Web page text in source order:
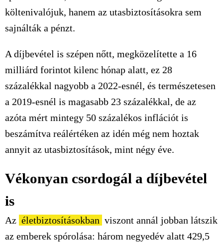
költenivalójuk, hanem az utasbiztosításokra sem
sajnálták a pénzt.
A díjbevétel is szépen nőtt, megközelítette a 16
milliárd forintot kilenc hónap alatt, ez 28
százalékkal nagyobb a 2022-esnél, és természetesen
a 2019-esnél is magasabb 23 százalékkal, de az
azóta mért mintegy 50 százalékos inflációt is
beszámítva reálértéken az idén még nem hoztak
annyit az utasbiztosítások, mint négy éve.
Vékonyan csordogál a díjbevétel
is
Az életbiztosításokban viszont annál jobban látszik
az emberek spórolása: három negyedév alatt 429,5